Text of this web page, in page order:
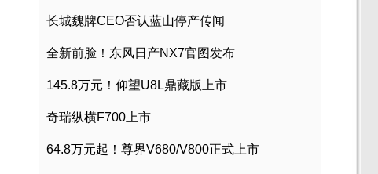
长城魏牌CEO否认蓝山停产传闻
全新前脸！东风日产NX7官图发布
145.8万元！仰望U8L鼎藏版上市
奇瑞纵横F700上市
64.8万元起！尊界V680/V800正式上市